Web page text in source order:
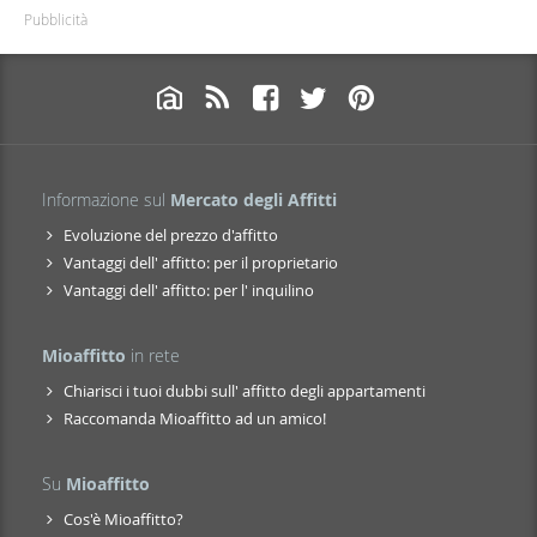
Pubblicità
Informazione sul Mercato degli Affitti
Evoluzione del prezzo d'affitto
Vantaggi dell' affitto: per il proprietario
Vantaggi dell' affitto: per l' inquilino
Mioaffitto in rete
Chiarisci i tuoi dubbi sull' affitto degli appartamenti
Raccomanda Mioaffitto ad un amico!
Su Mioaffitto
Cos'è Mioaffitto?